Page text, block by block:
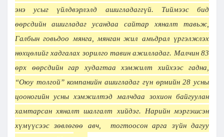
энэ усыг үйлдвэрлэлд ашигладаггүй. Тиймээс бид
өөрсдийн ашигладаг усандаа сайтар хяналт тавьж,
Галбын говьдоо мянга, мянган жил амьдрал үргэлжлэх
нөхцөлийг хадгалах зорилго тавин ажилладаг. Малчин 83
өрх өөрсдийн гар худагтаа хэмжилт хийхээс гадна,
“Оюу толгой” компанийн ашигладаг гүн өрмийн 28 усны
цооногийн усны хэмжилтэд малчдаа зохион байгуулан
хамтарсан хяналт шалгалт хийдэг. Нарийн мэргэшсэн
хүмүүсээс зөвлөгөө авч, тогтоосон арга зүйн дагуу